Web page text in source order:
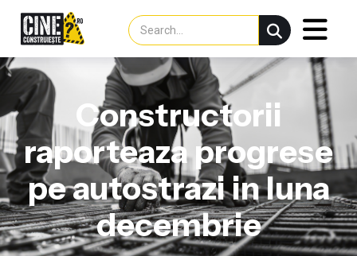
Constructorii
raporteaza progrese
pe autostrazi in luna
decembrie